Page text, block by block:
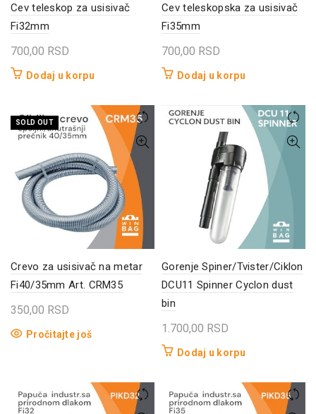
Cev teleskop za usisivač
Fi32mm
700,00 RSD
Dodaj u korpu
Cev teleskopska za usisivač
Fi35mm
700,00 RSD
Dodaj u korpu
SOLD OUT
Crevo za usisivač na metar
Fi40/35mm Art. CRM35
350,00 RSD
Pročitajte još
Gorenje Spiner/Tvister/Ciklon
DCU11 Spinner Cyclon dust
bin
1.700,00 RSD
Dodaj u korpu